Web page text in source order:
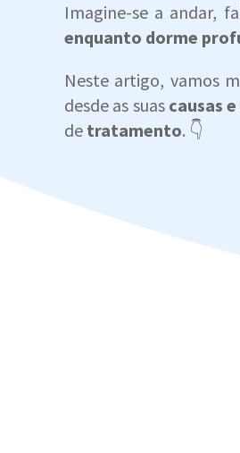
Imagine-se a andar,
enquanto dorme
Neste artigo, vamos
desde as suas causas
de tratamento. 👇